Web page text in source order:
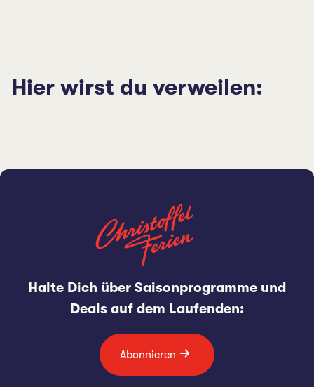
Hier wirst du verweilen:
Halte Dich über Saisonprogramme und
Deals auf dem Laufenden:
Abonnieren